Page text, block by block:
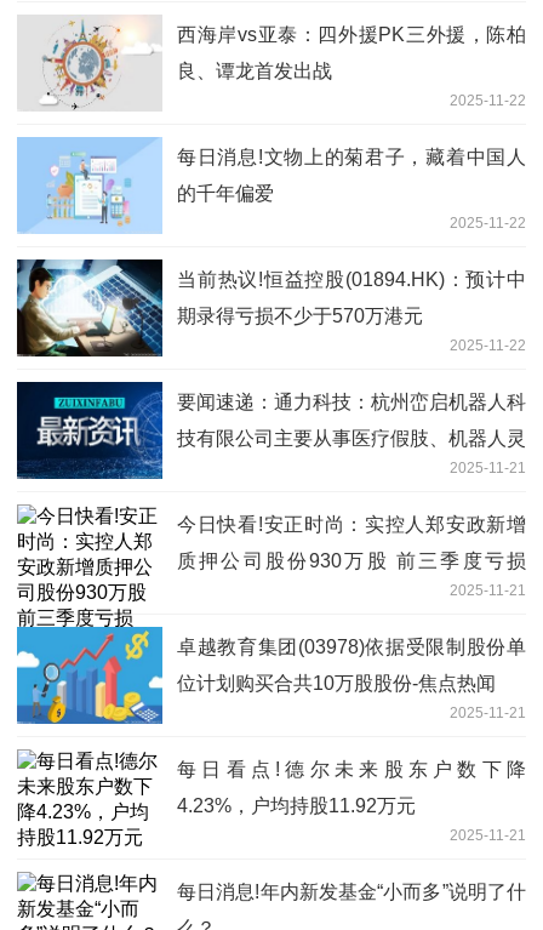
西海岸vs亚泰：四外援PK三外援，陈柏
良、谭龙首发出战
2025-11-22
每日消息!文物上的菊君子，藏着中国人
的千年偏爱
2025-11-22
当前热议!恒益控股(01894.HK)：预计中
期录得亏损不少于570万港元
2025-11-22
要闻速递：通力科技：杭州峦启机器人科
技有限公司主要从事医疗假肢、机器人灵
2025-11-21
今日快看!安正时尚：实控人郑安政新增
质押公司股份930万股 前三季度亏损
2025-11-21
卓越教育集团(03978)依据受限制股份单
位计划购买合共10万股股份-焦点热闻
2025-11-21
每日看点!德尔未来股东户数下降
4.23%，户均持股11.92万元
2025-11-21
每日消息!年内新发基金“小而多”说明了什